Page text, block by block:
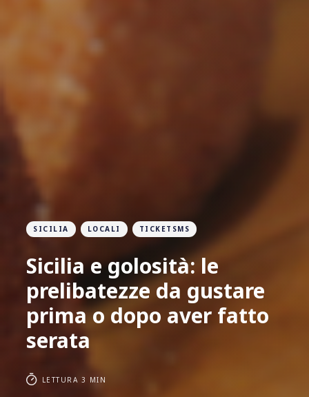
SICILIA LOCALI TICKETSMS
Sicilia e golosità: le
prelibatezze da gustare
prima o dopo aver fatto
serata
LETTURA 3 MIN